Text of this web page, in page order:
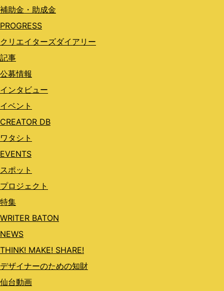
補助金・助成金
PROGRESS
クリエイターズダイアリー
記事
公募情報
インタビュー
イベント
CREATOR DB
ワタシト
EVENTS
スポット
プロジェクト
特集
WRITER BATON
NEWS
THINK! MAKE! SHARE!
デザイナーのための知財
仙台動画